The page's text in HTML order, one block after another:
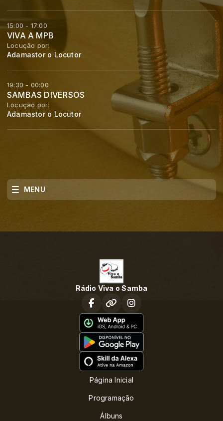
15:00 - 17:00
VIVA A MPB
Locução por:
Adamastor o Locutor
19:30 - 00:00
SAMBAS DIVERSOS
Locução por:
Adamastor o Locutor
MENU
Rádio Viva o Samba
Página Inicial
Programação
Álbuns